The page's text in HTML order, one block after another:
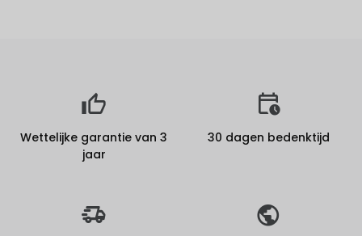
Wettelijke garantie van 3
jaar
30 dagen bedenktijd